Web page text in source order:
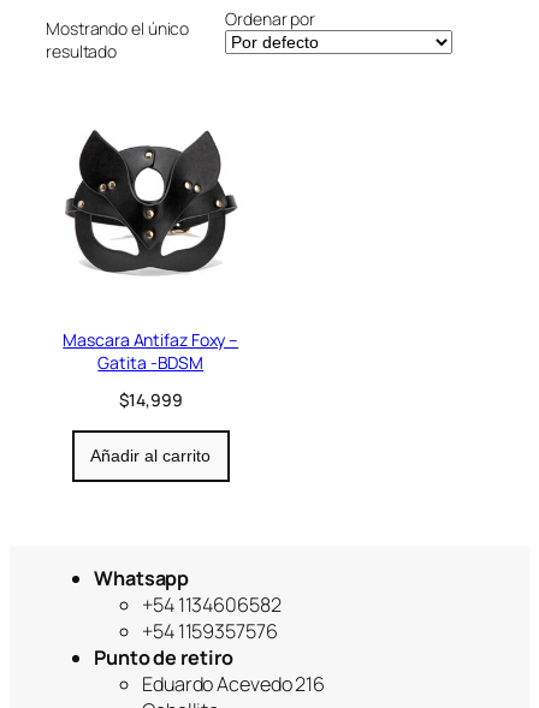
Mostrando el único
resultado
Ordenar por
Mascara Antifaz Foxy –
Gatita -BDSM
$14,999
Añadir al carrito
Whatsapp
+54 1134606582
+54 1159357576
Punto de retiro
Eduardo Acevedo 216